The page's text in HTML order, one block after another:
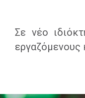
Σε νέο
εργαζόμενους